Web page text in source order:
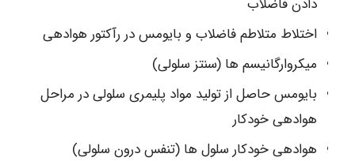
اختلاط متلاطم فاضلاب و بایومس در رآکتور هوادهی
میکروارگانیسم ها (سنتز سلولی)
بایومس حاصل از تولید مواد پلیمری سلولی در مراحل
هوادهی خودکار
هوادهی خودکار سلول ها (تنفس درون سلولی)